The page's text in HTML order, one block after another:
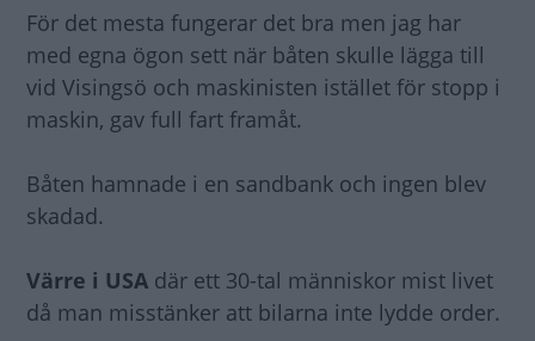
För det mesta fungerar det bra men jag har
med egna ögon sett när båten skulle lägga till
vid Visingsö och maskinisten istället för stopp i
maskin, gav full fart framåt.
Båten hamnade i en sandbank och ingen blev
skadad.
Värre i USA där ett 30-tal människor mist livet
då man misstänker att bilarna inte lydde order.